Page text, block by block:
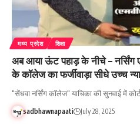
मध्य प्रदेश शिक्षा
अब आया ऊंट पहाड़ के नीचे – नर्सिंग
के कॉलेज का फर्जीवाड़ा सीधे उच्च
"सेंधवा नर्सिंग कॉलेज" याचिका की सुनवाई में
sadbhawnapaati July 28, 2025